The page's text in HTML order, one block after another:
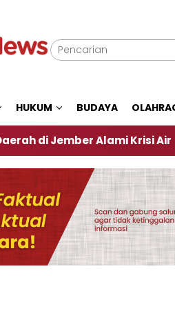
HUKUM BUDAYA
Alami Krisi Air